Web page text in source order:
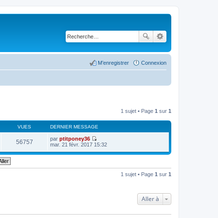
Connexion
M’enregistrer
1 sujet • Page 1 sur 1
VUES DERNIER MESSAGE
56757 par ptitponey36
V
i
l
r
mar. 21 févr. 2017 15:32
1 sujet • Page 1 sur 1
Aller à